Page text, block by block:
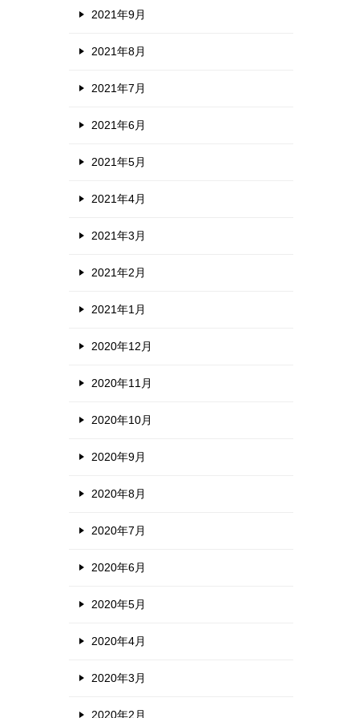
2021年9月
2021年8月
2021年7月
2021年6月
2021年5月
2021年4月
2021年3月
2021年2月
2021年1月
2020年12月
2020年11月
2020年10月
2020年9月
2020年8月
2020年7月
2020年6月
2020年5月
2020年4月
2020年3月
2020年2月